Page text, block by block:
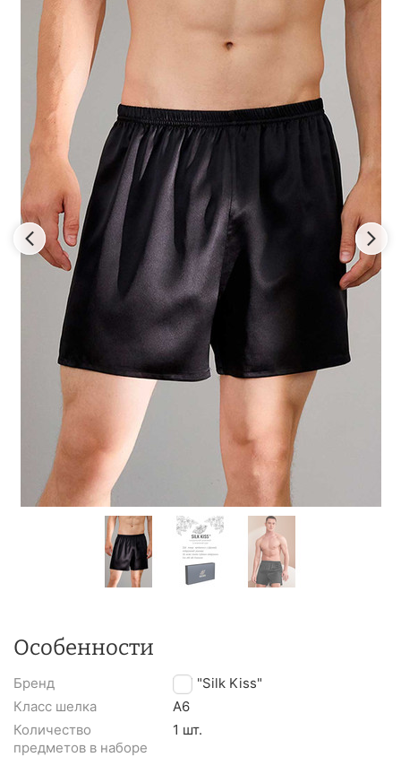
Особенности
Бренд
TM "Silk Kiss"
Класс шелка
A6
Количество
предметов в наборе
1 шт.